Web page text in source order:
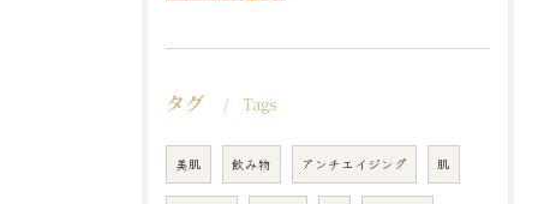
タグ Tags
美肌 飲み物 アンチエイジング 肌